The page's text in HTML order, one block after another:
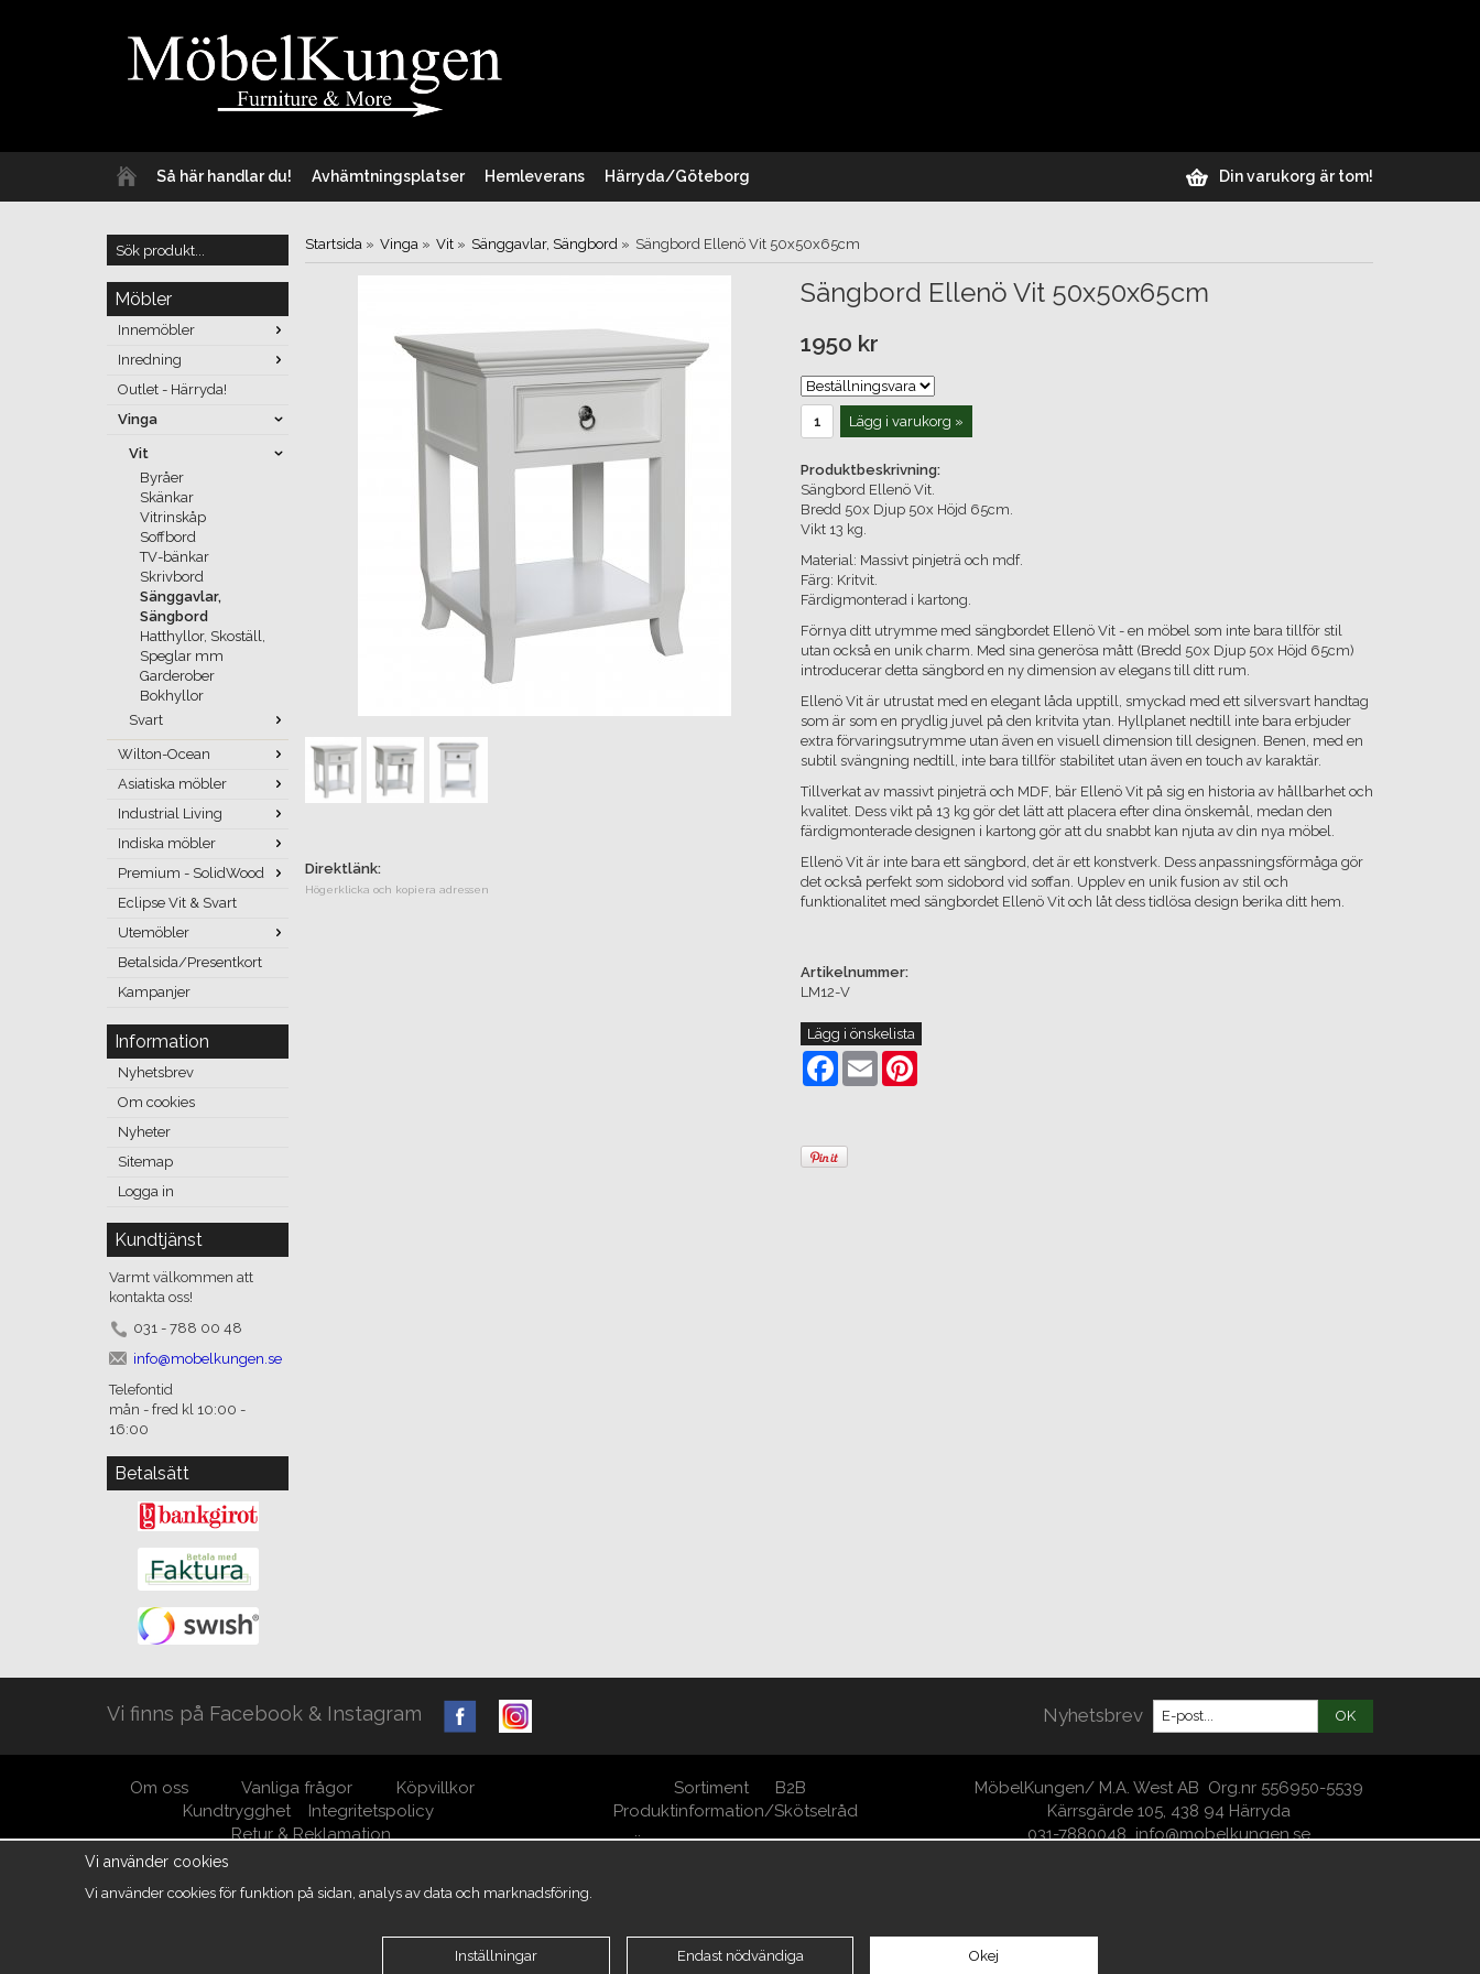
Så här handlar du! Avhämtningsplatser Hemleverans Härryda/Göteborg Din varukorg är tom!
Möbler
Innemöbler
Inredning
Outlet - Härryda!
Vinga
Vit
Byråer
Skänkar
Vitrinskåp
Soffbord
TV-bänkar
Skrivbord
Sänggavlar,
Sängbord
Hatthyllor, Skoställ,
Speglar mm
Garderober
Bokhyllor
Svart
Wilton-Ocean
Asiatiska möbler
Industrial Living
Indiska möbler
Premium - SolidWood
Eclipse Vit & Svart
Utemöbler
Betalsida/Presentkort
Kampanjer
Information
Nyhetsbrev
Om cookies
Nyheter
Sitemap
Logga in
Kundtjänst
Varmt välkommen att
kontakta oss!
031 - 788 00 48
info@mobelkungen.se
Telefontid
mån - fred kl 10:00 -
16:00
Betalsätt
Startsida » Vinga » Vit » Sänggavlar, Sängbord » Sängbord Ellenö Vit 50x50x65cm
Direktlänk:
Högerklicka och kopiera adressen
Sängbord Ellenö Vit 50x50x65cm
1950 kr
Lägg i varukorg »
Produktbeskrivning:
Sängbord Ellenö Vit.
Bredd 50x Djup 50x Höjd 65cm.
Vikt 13 kg.
Material: Massivt pinjeträ och mdf.
Färg: Kritvit.
Färdigmonterad i kartong.
Förnya ditt utrymme med sängbordet Ellenö Vit - en möbel som inte bara tillför stil
utan också en unik charm. Med sina generösa mått (Bredd 50x Djup 50x Höjd 65cm)
introducerar detta sängbord en ny dimension av elegans till ditt rum.
Ellenö Vit är utrustat med en elegant låda upptill, smyckad med ett silversvart handtag
som är som en prydlig juvel på den kritvita ytan. Hyllplanet nedtill inte bara erbjuder
extra förvaringsutrymme utan även en visuell dimension till designen. Benen, med en
subtil svängning nedtill, inte bara tillför stabilitet utan även en touch av karaktär.
Tillverkat av massivt pinjeträ och MDF, bär Ellenö Vit på sig en historia av hållbarhet och
kvalitet. Dess vikt på 13 kg gör det lätt att placera efter dina önskemål, medan den
färdigmonterade designen i kartong gör att du snabbt kan njuta av din nya möbel.
Ellenö Vit är inte bara ett sängbord, det är ett konstverk. Dess anpassningsförmåga gör
det också perfekt som sidobord vid soffan. Upplev en unik fusion av stil och
funktionalitet med sängbordet Ellenö Vit och låt dess tidlösa design berika ditt hem.
Artikelnummer:
LM12-V
Lägg i önskelista
Facebook
Email
Nyhetsbrev OK
Vi finns på Facebook & Instagram
Om oss Vanliga frågor
Köpvillkor
Kundtrygghet
Integritetspolicy
Retur & Reklamation
Sortiment
B2B
Produktinformation/Skötselråd
Öppna Cookie-inställningar
MöbelKungen/ M.A. West AB Org.nr 556950-5539
Kärrsgärde 105, 438 94 Härryda
031-7880048 info@mobelkungen.se
Vi använder cookies
Vi använder cookies för funktion på sidan, analys av data och marknadsföring.
Inställningar Endast nödvändiga Okej